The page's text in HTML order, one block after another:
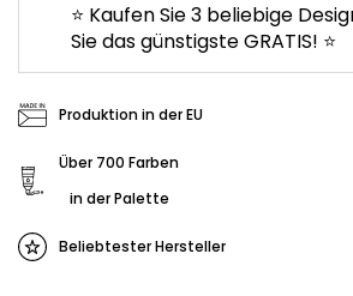
⭐ Kaufen Sie 3 beliebige
Sie das günstigste GRATIS! ⭐
Produktion in der EU
Über 700 Farben
in der Palette
Beliebtester Hersteller